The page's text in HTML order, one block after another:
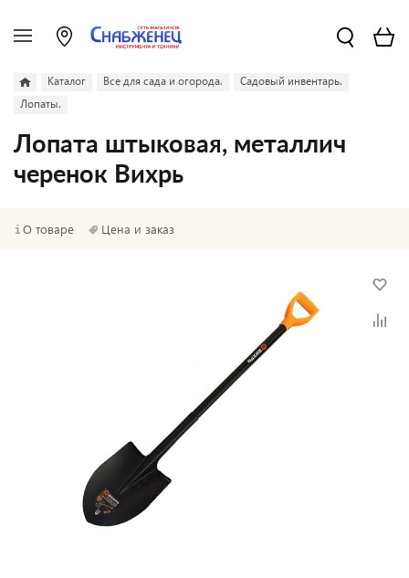
Каталог Все для сада и огорода.
Садовый инвентарь.
Лопаты.
Лопата штыковая, металлич
черенок Вихрь
О товаре Цена и заказ